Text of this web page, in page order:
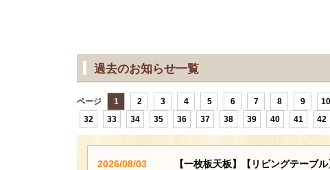
過去のお知らせ一覧
ページ 1 2 3 4 5 6 7 8 9 10
32
33 34 35 36 37 38 39 40 41 42
2026/08/03 【一枚板天板】【リビングテーブ